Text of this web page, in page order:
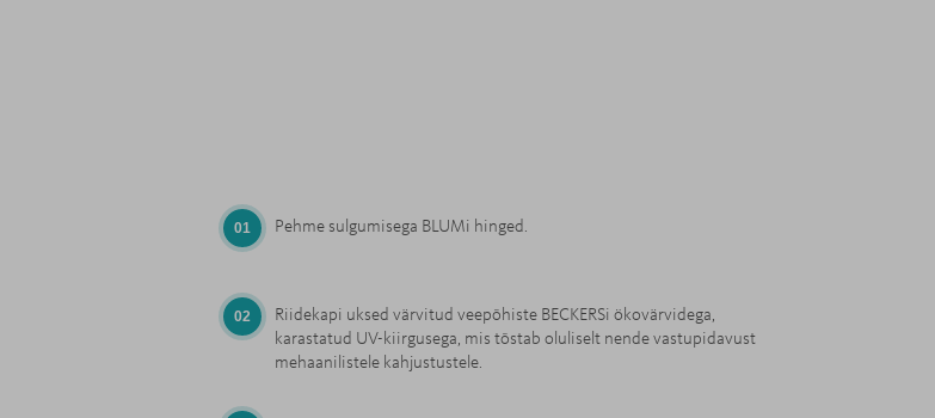
Pehme sulgumisega BLUMi hinged.
Riidekapi uksed värvitud veepõhiste BECKERSi ökovärvidega,
karastatud UV-kiirgusega, mis tõstab oluliselt nende vastupidavust
mehaanilistele kahjustustele.